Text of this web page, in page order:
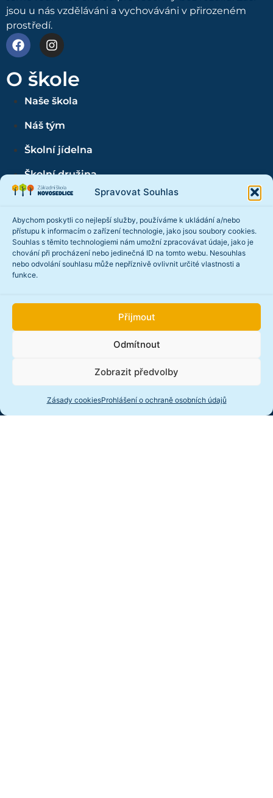
Spravovat Souhlas
Abychom poskytli co nejlepší služby, používáme k ukládání a/nebo
přístupu k informacím o zařízení technologie, jako jsou soubory cookies.
Souhlas s těmito technologiemi nám umožní zpracovávat údaje, jako je
chování při procházení nebo jedinečná ID na tomto webu. Nesouhlas
nebo odvolání souhlasu může nepříznivě ovlivnit určité vlastnosti a
funkce.
Přijmout
Odmítnout
Zobrazit předvolby
Zásady cookiesProhlášení o ochraně osobních údajů
jsou u nás vzděláváni a vychováváni v přirozeném
prostředí.
O škole
Naše škola
Náš tým
Školní jídelna
Školní družina
Školní tělocvična
Informace
Dokumenty
GDPR
Informace o cookies
Přístupnost
Novinky